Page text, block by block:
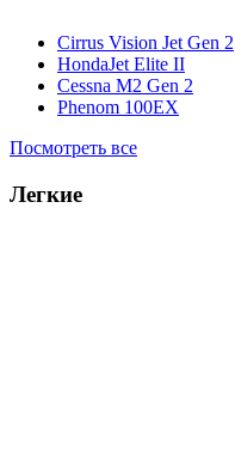
Cirrus Vision Jet Gen 2
HondaJet Elite II
Cessna M2 Gen 2
Phenom 100EX
Посмотреть все
Легкие